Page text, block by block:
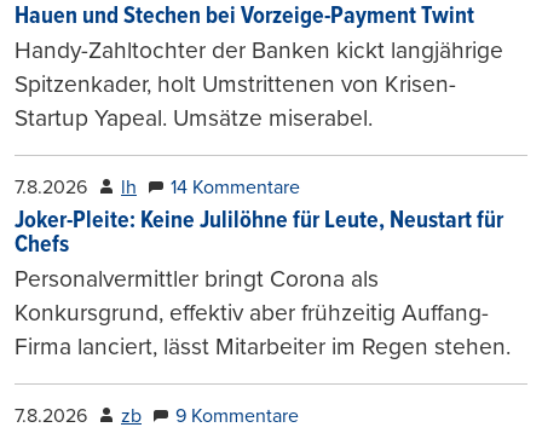
Hauen und Stechen bei Vorzeige-Payment Twint
Handy-Zahltochter der Banken kickt langjährige
Spitzenkader, holt Umstrittenen von Krisen-
Startup Yapeal. Umsätze miserabel.
7.8.2026 lh 14 Kommentare
Joker-Pleite: Keine Julilöhne für Leute, Neustart für
Chefs
Personalvermittler bringt Corona als
Konkursgrund, effektiv aber frühzeitig Auffang-
Firma lanciert, lässt Mitarbeiter im Regen stehen.
7.8.2026 zb 9 Kommentare